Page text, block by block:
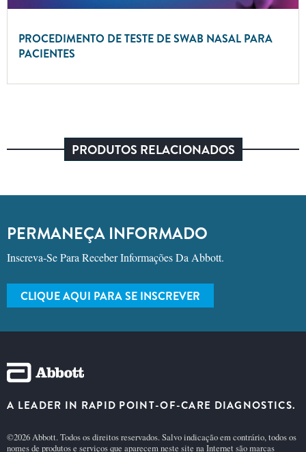
PROCEDIMENTO DE TESTE DE SWAB NASAL PARA
PACIENTES
PRODUTOS RELACIONADOS
PERMANEÇA INFORMADO
Inscreva-Se Para Receber Informações Da Abbott.
CLIQUE AQUI PARA SE INSCREVER
A LEADER IN RAPID POINT-OF-CARE DIAGNOSTICS.
©2026 Abbott. Todos os direitos reservados. Salvo indicação em contrário, todos os
nomes de produtos e serviços que aparecem neste site na Internet são marcas